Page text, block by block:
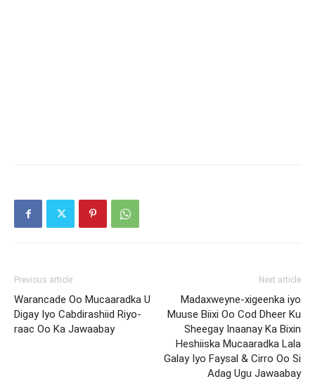
Previous article
Warancade Oo Mucaaradka U
Digay Iyo Cabdirashiid Riyo-
raac Oo Ka Jawaabay
Next article
Madaxweyne-xigeenka iyo
Muuse Biixi Oo Cod Dheer Ku
Sheegay Inaanay Ka Bixin
Heshiiska Mucaaradka Lala
Galay Iyo Faysal & Cirro Oo Si
Adag Ugu Jawaabay